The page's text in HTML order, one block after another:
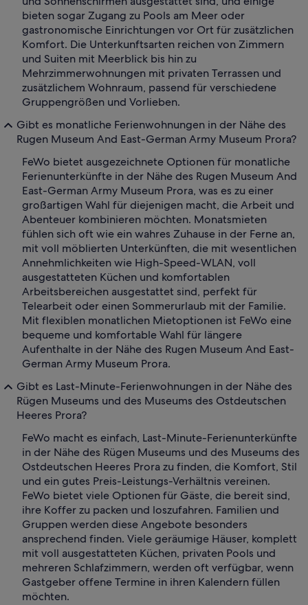
bieten sogar Zugang zu Pools am Meer oder
gastronomische Einrichtungen vor Ort für zusätzlichen
Komfort. Die Unterkunftsarten reichen von Zimmern
und Suiten mit Meerblick bis hin zu
Mehrzimmerwohnungen mit privaten Terrassen und
zusätzlichem Wohnraum, passend für verschiedene
Gruppengrößen und Vorlieben.
Gibt es monatliche Ferienwohnungen in der Nähe des
Rugen Museum And East-German Army Museum Prora?
FeWo bietet ausgezeichnete Optionen für monatliche
Ferienunterkünfte in der Nähe des Rugen Museum And
East-German Army Museum Prora, was es zu einer
großartigen Wahl für diejenigen macht, die Arbeit und
Abenteuer kombinieren möchten. Monatsmieten
fühlen sich oft wie ein wahres Zuhause in der Ferne an,
mit voll möblierten Unterkünften, die mit wesentlichen
Annehmlichkeiten wie High-Speed-WLAN, voll
ausgestatteten Küchen und komfortablen
Arbeitsbereichen ausgestattet sind, perfekt für
Telearbeit oder einen Sommerurlaub mit der Familie.
Mit flexiblen monatlichen Mietoptionen ist FeWo eine
bequeme und komfortable Wahl für längere
Aufenthalte in der Nähe des Rugen Museum And East-
German Army Museum Prora.
Gibt es Last-Minute-Ferienwohnungen in der Nähe des
Rügen Museums und des Museums des Ostdeutschen
Heeres Prora?
FeWo macht es einfach, Last-Minute-Ferienunterkünfte
in der Nähe des Rügen Museums und des Museums des
Ostdeutschen Heeres Prora zu finden, die Komfort, Stil
und ein gutes Preis-Leistungs-Verhältnis vereinen.
FeWo bietet viele Optionen für Gäste, die bereit sind,
ihre Koffer zu packen und loszufahren. Familien und
Gruppen werden diese Angebote besonders
ansprechend finden. Viele geräumige Häuser, komplett
mit voll ausgestatteten Küchen, privaten Pools und
mehreren Schlafzimmern, werden oft verfügbar, wenn
Gastgeber offene Termine in ihren Kalendern füllen
möchten.